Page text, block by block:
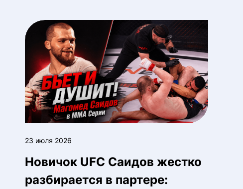
23 июля 2026
Новичок UFC Саидов жестко
разбирается в партере: